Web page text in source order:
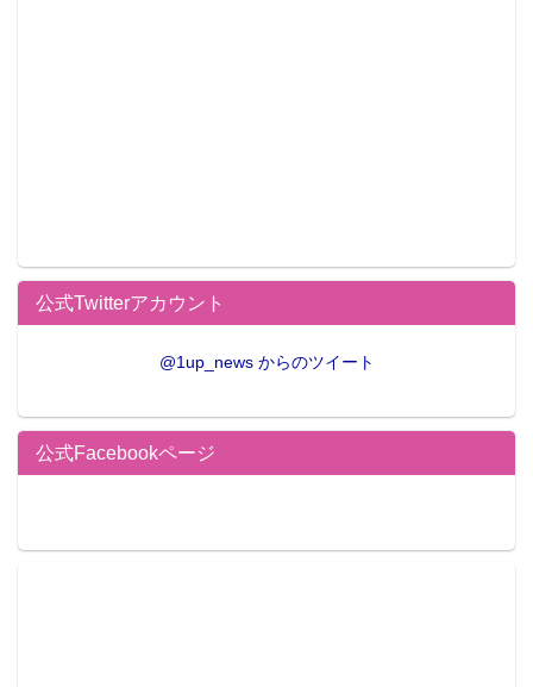
公式Twitterアカウント
@1up_news からのツイート
公式Facebookページ